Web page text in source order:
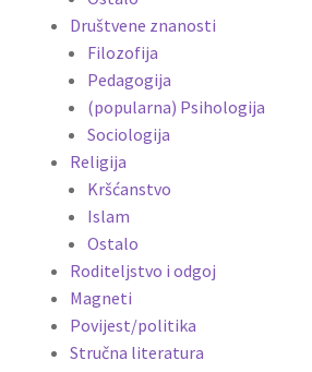
Društvene znanosti
Filozofija
Pedagogija
(popularna) Psihologija
Sociologija
Religija
Kršćanstvo
Islam
Ostalo
Roditeljstvo i odgoj
Magneti
Povijest/politika
Stručna literatura